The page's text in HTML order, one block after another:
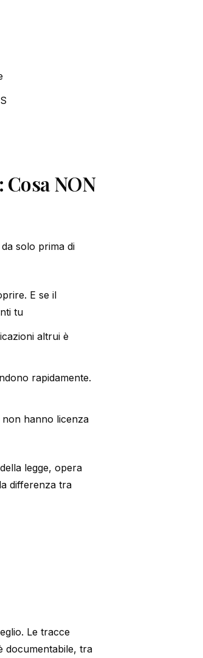
NON
solo prima di
E se il
tu
altrui è
rapidamente.
hanno licenza
legge, opera
differenza tra
Le tracce
documentabile, tra